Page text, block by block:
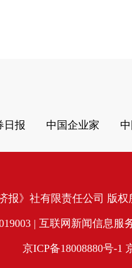
日报 中国企业家
报》社有限责任公司 版权
| 互联网新闻信息服
京ICP备18008880号-1